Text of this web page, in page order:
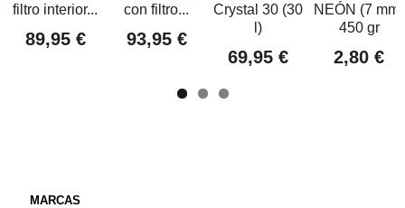
MARCAS
filtro interior...
89,95 €
con filtro...
93,95 €
Crystal 30 (30
l)
69,95 €
NEÓN (7 mm)
450 gr
2,80 €